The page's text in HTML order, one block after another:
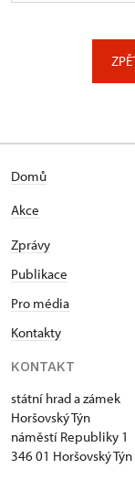
Domů
Akce
Zprávy
Publikace
Pro média
Kontakty
KONTAKT
státní hrad a zámek
Horšovský Týn
náměstí Republiky 1
346 01 Horšovský Týn